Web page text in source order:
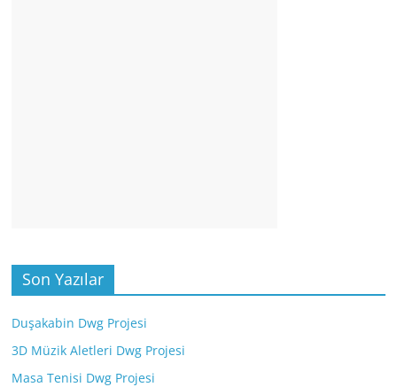
Son Yazılar
Duşakabin Dwg Projesi
3D Müzik Aletleri Dwg Projesi
Masa Tenisi Dwg Projesi